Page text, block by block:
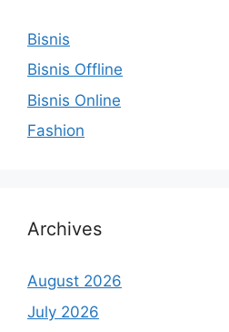
Bisnis
Bisnis Offline
Bisnis Online
Fashion
Archives
August 2026
July 2026